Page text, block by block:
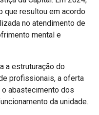
que resultou em acordo
no atendimento de
mental e
a estruturação do
profissionais, a oferta
abastecimento dos
da unidade.